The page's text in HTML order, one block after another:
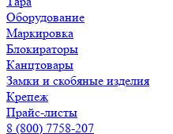
Оборудование
Маркировка
Блокираторы
Канцтовары
Замки и скобяные изделия
Крепеж
Прайс-листы
8 (800) 7758-207